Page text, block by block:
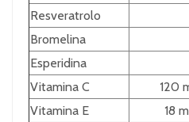
Resveratrolo
Bromelina
Esperidina
Vitamina C
120
Vitamina E
18